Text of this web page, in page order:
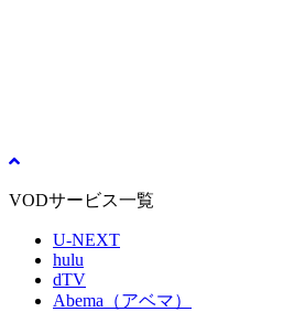
VODサービス一覧
U-NEXT
hulu
dTV
Abema（アベマ）